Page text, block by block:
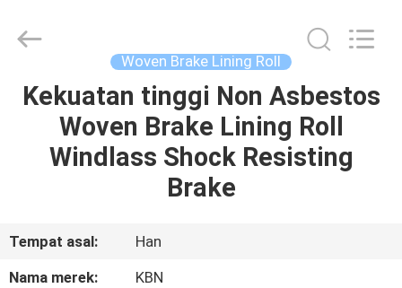
RUMAH
PRODUK
KAMI
Reserved.
Woven Brake Lining Roll
Kekuatan tinggi Non Asbestos
Woven Brake Lining Roll
Windlass Shock Resisting
Brake
Tempat asal:
Han
Nama merek:
KBN